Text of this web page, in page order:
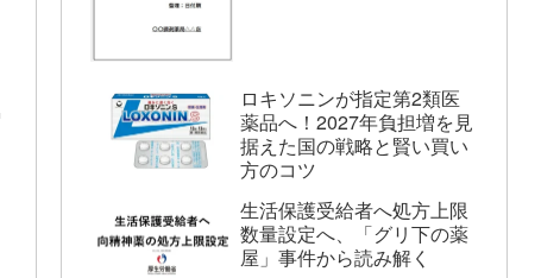
ロキソニンが指定第2類医
薬品へ！2027年負担増を見
据えた国の戦略と賢い買い
方のコツ
生活保護受給者へ処方上限
数量設定へ、「グリ下の薬
屋」事件から読み解く